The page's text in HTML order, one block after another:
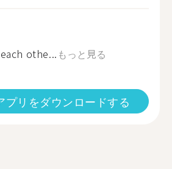
othe... もっと見る
プリをダウンロードする